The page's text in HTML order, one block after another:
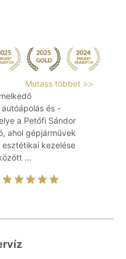
Mutass többet >>
és -
a Petőfi Sándor
ahol gépjárművek
esztétikai kezelése
...